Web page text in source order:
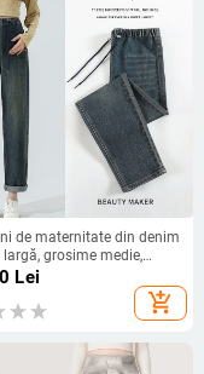
de maternitate din denim
largă, grosime medie,
susținere
Lei
add_shopping_cart